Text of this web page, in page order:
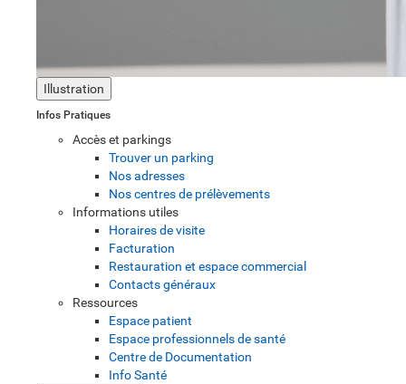
Illustration
Infos Pratiques
Accès et parkings
Trouver un parking
Nos adresses
Nos centres de prélèvements
Informations utiles
Horaires de visite
Facturation
Restauration et espace commercial
Contacts généraux
Ressources
Espace patient
Espace professionnels de santé
Centre de Documentation
Info Santé